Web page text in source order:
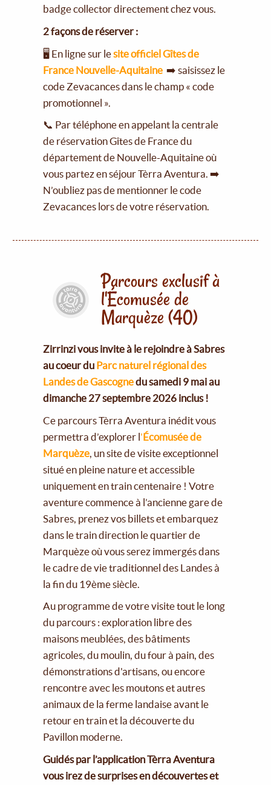
badge collector directement chez vous.
2 façons de réserver :
🖥️ En ligne sur lesite officiel Gîtes de
France Nouvelle-Aquitaine ➡️ saisissez le
code Zevacances dans le champ « code
promotionnel ».
📞 Par téléphone en appelant la centrale
de réservation Gîtes de France du
département de Nouvelle-Aquitaine où
vous partez en séjour Tèrra Aventura. ➡️
N’oubliez pas de mentionner le code
Zevacances lors de votre réservation.
Parcours exclusif à
l'Écomusée de
Marquèze (40)
Zirrinzi vous invite à le rejoindre à Sabres
au coeur du Parc naturel régional des
Landes de Gascognedu samedi 9 mai au
dimanche 27 septembre 2026 inclus !
Ce parcours Tèrra Aventura inédit vous
permettra d’explorer l'Écomusée de
Marquèze , un site de visite exceptionnel
situé en pleine nature et accessible
uniquement en train centenaire ! Votre
aventure commence à l’ancienne gare de
Sabres, prenez vos billets et embarquez
dans le train direction le quartier de
Marquèze où vous serez immergés dans
le cadre de vie traditionnel des Landes à
la fin du 19ème siècle.
Au programme de votre visite tout le long
du parcours : exploration libre des
maisons meublées, des bâtiments
agricoles, du moulin, du four à pain, des
démonstrations d'artisans, ou encore
rencontre avec les moutons et autres
animaux de la ferme landaise avant le
retour en train et la découverte du
Pavillon moderne.
Guidés par l’application Tèrra Aventura
vous irez de surprises en découvertes et